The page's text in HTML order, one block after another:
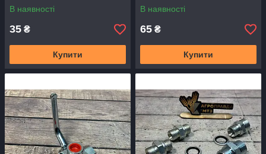
В наявності
35 ₴
Купити
В наявності
65 ₴
Купити